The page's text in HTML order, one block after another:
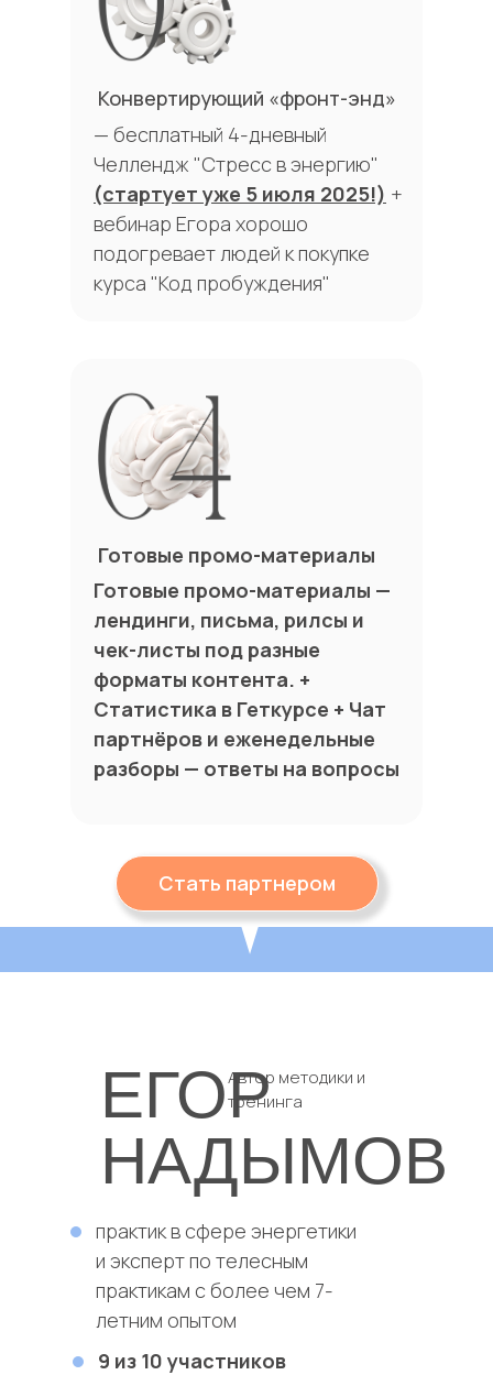
Готовые промо-материалы —
лендинги, письма, рилсы и
чек-листы под разные
форматы контента. +
Статистика в Геткурсе + Чат
партнёров и еженедельные
разборы — ответы на вопросы
— бесплатный 4-дневный
Челлендж "Стресс в энергию"
(стартует уже 5 июля 2025!) +
вебинар Егора хорошо
подогревает людей к покупке
курса "Код пробуждения"
Готовые промо-материалы
Конвертирующий «фронт-энд»
Стать партнером
ЕГОР
НАДЫМОВ
Автор методики и
тренинга
практик в сфере энергетики
и эксперт по телесным
практикам с более чем 7-
летним опытом
9 из 10 участников